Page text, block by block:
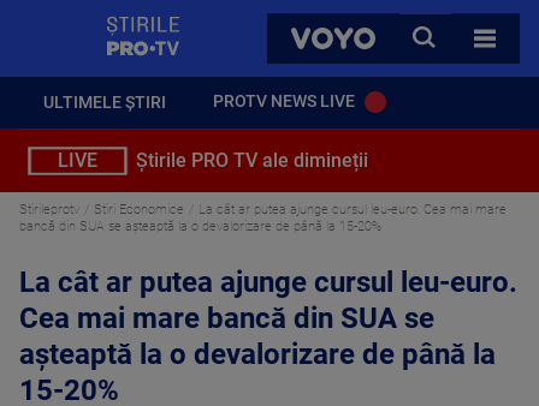
VOYO
CAUTA
TOATE
ULTIMELE ȘTIRI PROTV NEWS LIVE
LIVE Știrile PRO TV ale dimineții
Stirileprotv Stiri Economice
La cât ar putea ajunge cursul leu-euro. Cea mai mare
bancă din SUA se așteaptă la o devalorizare de până la 15-20%
La cât ar putea ajunge cursul leu-euro.
Cea mai mare bancă din SUA se
așteaptă la o devalorizare de până la
15-20%